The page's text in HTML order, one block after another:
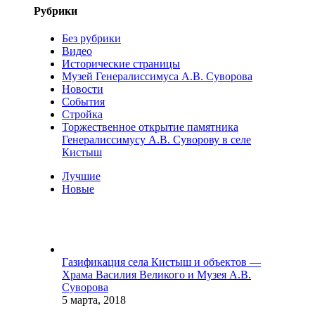
Рубрики
Без рубрики
Видео
Исторические страницы
Музей Генералиссимуса А.В. Суворова
Новости
События
Стройка
Торжественное открытие памятника
Генералиссимусу А.В. Суворову в селе
Кистыш
Лучшие
Новые
Газификация села Кистыш и объектов —
Храма Василия Великого и Музея А.В.
Суворова
5 марта, 2018